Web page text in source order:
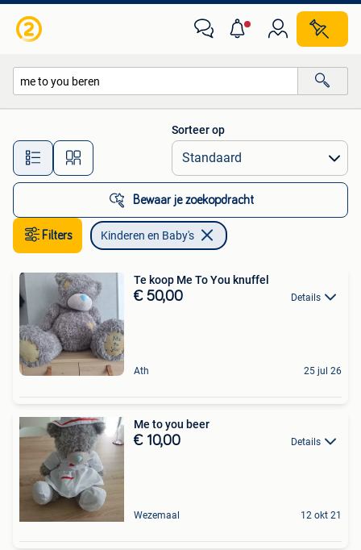
Alle afstanden…
Sorteer op
Bewaar je zoekopdracht
Filters Kinderen en Baby's
Te koop Me To You knuffel
€ 50,00 Details
Ath 25 jul 26
Me to you beer
€ 10,00 Details
Wezemaal 12 okt 21